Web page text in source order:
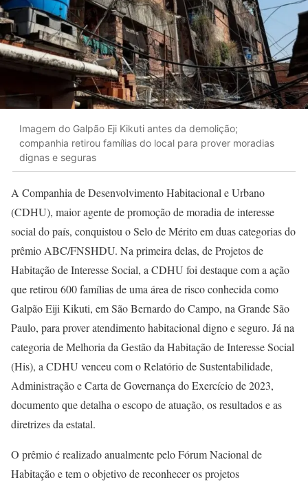
Imagem do Galpão Eji Kikuti antes da demolição;
companhia retirou famílias do local para prover moradias
dignas e seguras
A Companhia de Desenvolvimento Habitacional e Urbano
(CDHU), maior agente de promoção de moradia de interesse
social do país, conquistou o Selo de Mérito em duas categorias do
prêmio ABC/FNSHDU. Na primeira delas, de Projetos de
Habitação de Interesse Social, a CDHU foi destaque com a ação
que retirou 600 famílias de uma área de risco conhecida como
Galpão Eiji Kikuti, em São Bernardo do Campo, na Grande São
Paulo, para prover atendimento habitacional digno e seguro. Já na
categoria de Melhoria da Gestão da Habitação de Interesse Social
(His), a CDHU venceu com o Relatório de Sustentabilidade,
Administração e Carta de Governança do Exercício de 2023,
documento que detalha o escopo de atuação, os resultados e as
diretrizes da estatal.
O prêmio é realizado anualmente pelo Fórum Nacional de
Habitação e tem o objetivo de reconhecer os projetos